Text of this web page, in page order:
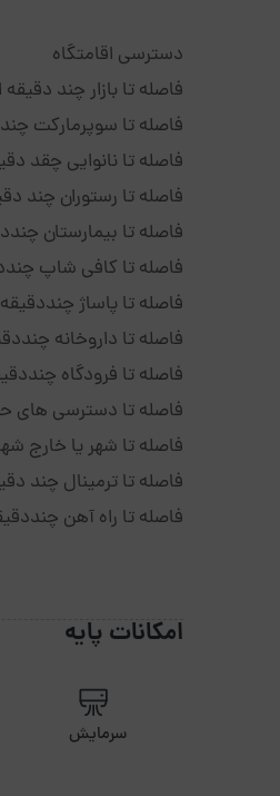
دسترسی اقامتگاه
فاصله تا بازار چند دقیقه
فاصله تا سوپرمارکت چند
فاصله تا نانوایی چقد دقیقه
فاصله تا رستوران چند دقیقه
فاصله تا بیمارستان
فاصله تا کافی شاپ
فاصله تا پاساژ چنددقیقه
فاصله تا داروخانه چنددقیقه
فاصله تا فرودگاه چنددقیقه
فاصله تا دسترسی های
فاصله تا شهر یا خارج
فاصله تا ترمینال چند دقیقه
فاصله تا راه آهن چنددقیقه
امکانات پایه
سرمایش